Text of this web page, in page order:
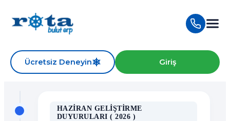
Ücretsiz Deneyin Giriş
HAZIRAN GELIŞTIRME
DUYURULARI ( 2026 )